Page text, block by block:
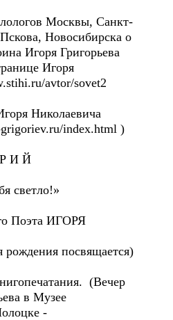
Москвы, Санкт-
Новосибирска о
Игоря Григорьева
Игоря
avtor/sovet2
Николаевича
index.html )
Й
Поэта ИГОРЯ
посвящается)
(Вечер
в Музее
-